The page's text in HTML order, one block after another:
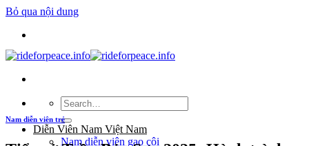
Bỏ qua nội dung
Diễn Viên Nam Việt Nam
Nam diễn viên gạo cội
Nam diễn viên trẻ